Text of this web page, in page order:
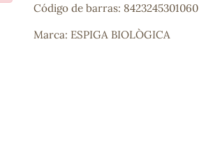
Código de barras: 8423245301060
Marca: ESPIGA BIOLÒGICA